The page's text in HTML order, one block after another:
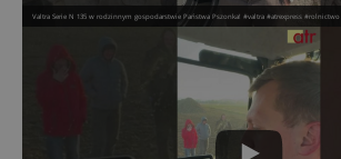
Valtra Serie N 135 w rodzinnym gospodarstwie Państwa Pszonka! #valtra #atrexpress #rolnictwo